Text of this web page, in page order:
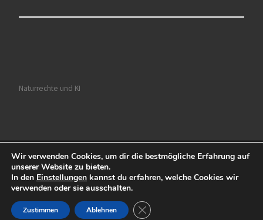
Naturrechte und KI
© 2026Ruhrkultour– Alle Rechte vorbehalten
Präsentiert von WP– Entworfen mit demCustomizr-Theme
Wir verwenden Cookies, um dir die bestmögliche Erfahrung auf
unserer Website zu bieten.
In den Einstellungen kannst du erfahren, welche Cookies wir
verwenden oder sie ausschalten.
Zustimmen Ablehnen GDPR Cookie-Banner schließen